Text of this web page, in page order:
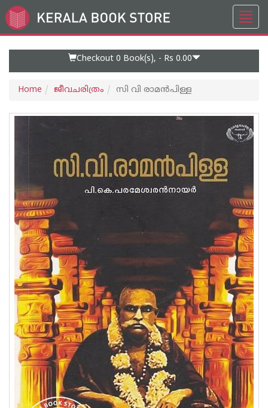
Go
to
Checkout 0 Book(s), - Rs 0.00
Home ജീവചരിത്രം സി വി രാമന്‍പിള്ള